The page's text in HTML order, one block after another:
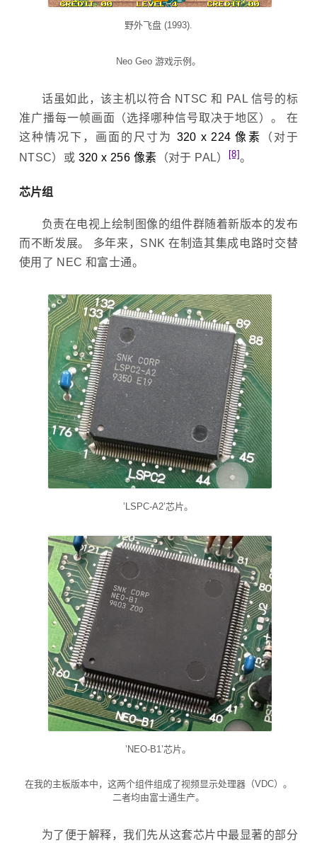
野外飞盘 (1993).
Neo Geo 游戏示例。
话虽如此，该主机以符合 NTSC 和 PAL 信号的标
准广播每一帧画面（选择哪种信号取决于地区）。 在
这种情况下，画面的尺寸为 320 x 224 像素 （对于
NTSC）或 320 x 256 像素 （对于 PAL） [8]。
芯片组
负责在电视上绘制图像的组件群随着新版本的发布
而不断发展。 多年来，SNK 在制造其集成电路时交替
使用了 NEC 和富士通。
’LSPC-A2’芯片。
’NEO-B1’芯片。
在我的主板版本中，这两个组件组成了视频显示处理器（VDC）。
二者均由富士通生产。
为了便于解释，我们先从这套芯片中最显著的部分